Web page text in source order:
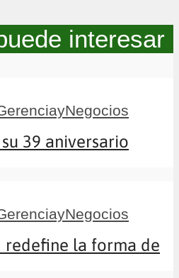
interesar
39 aniversario
redefine la forma de